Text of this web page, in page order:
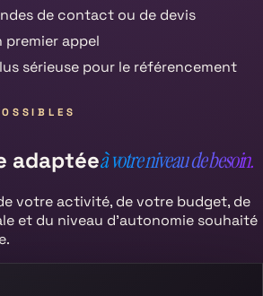
de contact ou de devis
premier appel
sérieuse pour le référencement
adaptéeà votre niveau de besoin.
votre activité, de votre budget, de
et du niveau d’autonomie souhaité